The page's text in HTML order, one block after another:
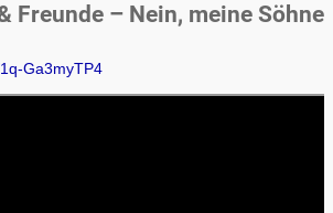
Freunde – Nein, meine Söhne
Ga3myTP4